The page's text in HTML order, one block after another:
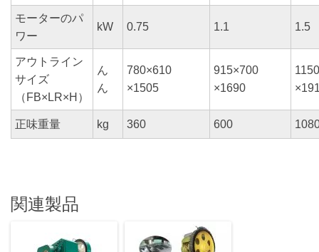
モーターのパ
ワー
kW 0.75 1.1 1.5
アウトライン
サイズ
（FB×LR×H）
ん
ん
780×610
×1505
915×700
×1690
正味重量 kg 360 600
関連製品